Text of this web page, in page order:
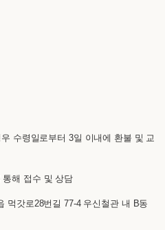
수령일로부터 3일 이내에 환불 및 교
통해 접수 및 상담
먹갓로28번길 77-4 우신철관 내 B동